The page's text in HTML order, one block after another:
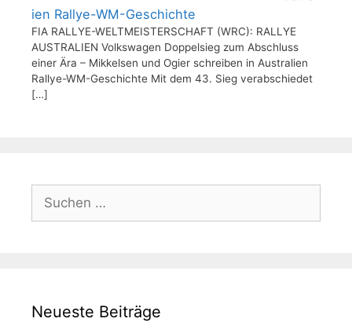
ien Rallye-WM-Geschichte
FIA RALLYE-WELTMEISTERSCHAFT (WRC): RALLYE
AUSTRALIEN Volkswagen Doppelsieg zum Abschluss
einer Ära – Mikkelsen und Ogier schreiben in Australien
Rallye-WM-Geschichte Mit dem 43. Sieg verabschiedet
[…]
Suchen
nach:
Neueste Beiträge